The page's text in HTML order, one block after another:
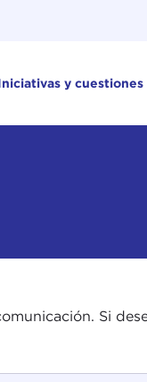
y cuestiones
Si